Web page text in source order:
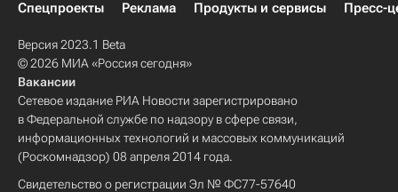
Спецпроекты
Реклама Продукты и сервисы Пресс-
Версия 2023.1 Beta
© 2026 МИА «Россия сегодня»
Вакансии
Сетевое издание РИА Новости зарегистрировано
в Федеральной службе по надзору в сфере связи,
информационных технологий и массовых коммуникаций
(Роскомнадзор) 08 апреля 2014 года.
Свидетельство о регистрации Эл № ФС77-57640